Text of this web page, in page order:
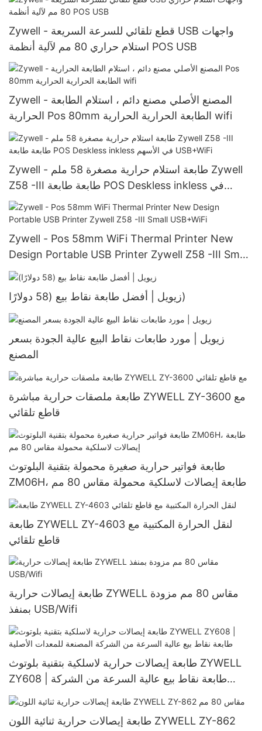
Zywell - قطع تلقائي للسرعة السريعة USB واجهات
استلام حراري 80 مم لآلية أنظمة POS USB
Zywell - المصنع الأصلي مصنع دائم ، استلام الطابعة
الحرارية Pos 80mm الطابعة الحرارية الحرارية wifi
Zywell - طابعة استلام حرارية مصغرة 58 ملم Zywell
Z58 -III طابعة طابعة POS Deskless inkless في
الأسهم USB+WiFi
Zywell - Pos 58mm WiFi Thermal Printer New
Design Portable USB Printer Zywell Z58 -III Small
USB+WiFi
زيويل | أفضل طابعة نقاط بيع (58 دولارًا)
زيويل | مورد طابعات نقاط البيع عالية الجودة بسعر
المصنع
طابعة ملصقات حرارية مباشرة ZYWELL ZY-3600 مع
قاطع تلقائي
طابعة فواتير حرارية صغيرة محمولة بتقنية البلوتوث
ZM06H، طابعة إيصالات لاسلكية محمولة مقاس 80 مم
طابعة ZYWELL ZY-4603 لنقل الحرارة المكتبية مع
قاطع تلقائي
طابعة إيصالات حرارية ZYWELL مقاس 80 مم مزودة
بمنفذ USB/Wifi
طابعة إيصالات حرارية لاسلكية بتقنية بلوتوث ZYWELL
ZY608 | طابعة نقاط بيع عالية السرعة من الشركة
المصنعة للمعدات الأصلية
طابعة إيصالات حرارية ثنائية اللون ZYWELL ZY-862